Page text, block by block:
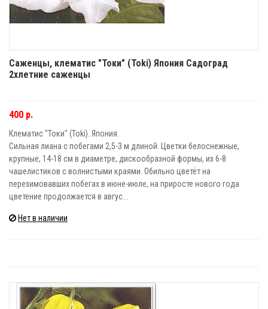
Саженцы, клематис "Токи" (Toki) Япония Садоград
2хлетние саженцы
400 р.
Клематис "Токи" (Toki). Япония.
Сильная лиана с побегами 2,5-3 м длиной. Цветки белоснежные,
крупные, 14-18 см в диаметре, дискообразной формы, из 6-8
чашелистиков с волнистыми краями. Обильно цветёт на
перезимовавших побегах в июне-июле, на приросте нового года
цветение продолжается в авгус...
Нет в наличии